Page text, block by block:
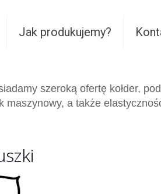
Jak produkujemy?
szeroką ofertę kołder,
a także